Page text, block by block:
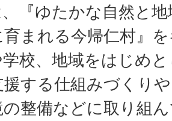
『ゆたかな自然と
まれる今帰仁村』
校、地域をはじめ
援する仕組みづくり
整備などに取り組